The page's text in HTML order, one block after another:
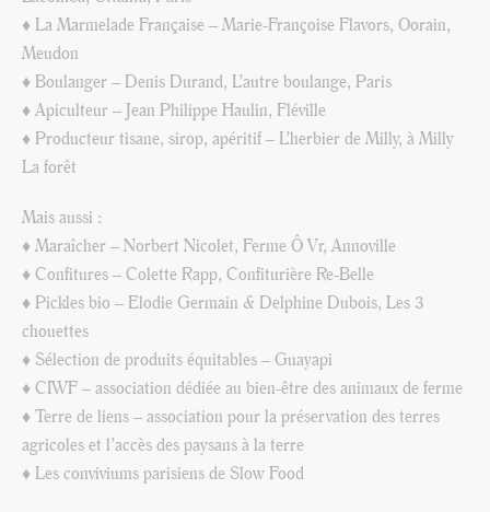
♦ La Marmelade Française – Marie-Françoise Flavors, Oorain,
Meudon
♦ Boulanger – Denis Durand, L’autre boulange, Paris
♦ Apiculteur – Jean Philippe Haulin, Fléville
♦ Producteur tisane, sirop, apéritif – L’herbier de Milly, à Milly
La forêt
Mais aussi :
♦ Maraîcher – Norbert Nicolet, Ferme Ô Vr, Annoville
♦ Confitures – Colette Rapp, Confiturière Re-Belle
♦ Pickles bio – Elodie Germain & Delphine Dubois, Les 3
chouettes
♦ Sélection de produits équitables – Guayapi
♦ CIWF – association dédiée au bien-être des animaux de ferme
♦ Terre de liens – association pour la préservation des terres
agricoles et l’accès des paysans à la terre
♦ Les conviviums parisiens de Slow Food